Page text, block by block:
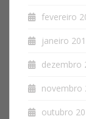
fevereiro
janeiro
dezembro
novembro
outubro